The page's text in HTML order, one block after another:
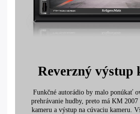
Reverzný výstup
Funkčné autorádio by malo ponúkať
prehrávanie hudby, preto má KM 2007
kameru a výstup na cúvaciu kameru.